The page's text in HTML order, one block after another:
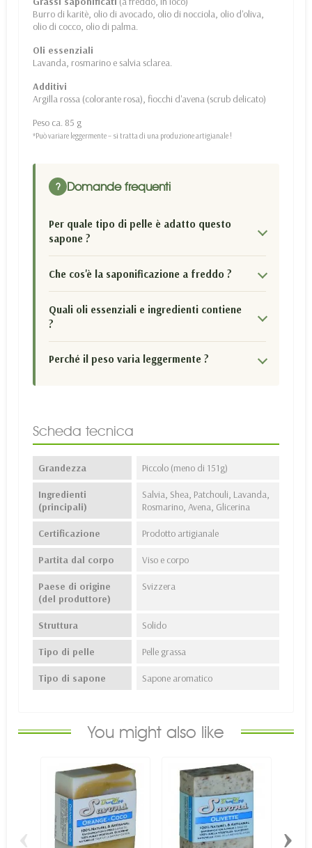
Burro di karitè, olio di avocado, olio di nocciola, olio d'oliva,
olio di cocco, olio di palma.
Oli essenziali
Lavanda, rosmarino e salvia sclarea.
Additivi
Argilla rossa (colorante rosa), fiocchi d'avena (scrub delicato)
Peso ca. 85 g
*Può variare leggermente – si tratta di una produzione artigianale !
? Domande frequenti
Per quale tipo di pelle è adatto questo
sapone ?
Che cos'è la saponificazione a freddo ?
Quali oli essenziali e ingredienti contiene
?
Perché il peso varia leggermente ?
Scheda tecnica
Grandezza Piccolo (meno di 151g)
Ingredienti
(principali)
Salvia, Shea, Patchouli, Lavanda,
Rosmarino, Avena, Glicerina
Certificazione Prodotto artigianale
Partita dal corpo Viso e corpo
Paese di origine
(del produttore)
Svizzera
Struttura Solido
Tipo di pelle Pelle grassa
Tipo di sapone Sapone aromatico
You might also like
‹ ›